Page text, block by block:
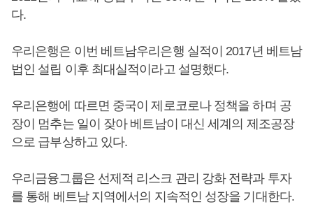
다.
우리은행은 이번 베트남우리은행 실적이 2017년 베트남
법인 설립 이후 최대실적이라고 설명했다.
우리은행에 따르면 중국이 제로코로나 정책을 하며 공
장이 멈추는 일이 잦아 베트남이 대신 세계의 제조공장
으로 급부상하고 있다.
우리금융그룹은 선제적 리스크 관리 강화 전략과 투자
를 통해 베트남 지역에서의 지속적인 성장을 기대한다.